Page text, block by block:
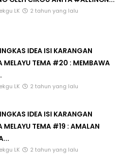
LK 2 tahun yang lalu
IDEA ISI KARANGAN
MELAYU TEMA #20 : MEMBAWA
LK 2 tahun yang lalu
IDEA ISI KARANGAN
MELAYU TEMA #19 : AMALAN
LK 2 tahun yang lalu